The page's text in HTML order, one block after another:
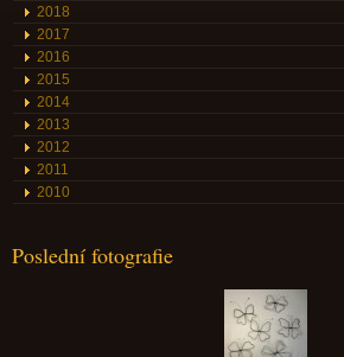
2018
2017
2016
2015
2014
2013
2012
2011
2010
Poslední fotografie